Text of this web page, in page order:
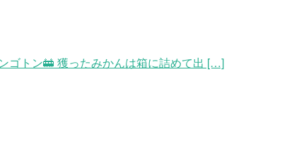
ゴトン🚋 獲ったみかんは箱に詰めて出 […]